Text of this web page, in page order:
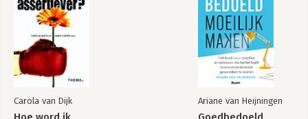
Drive Verkocht!
Carola van Dijk Ariane van Heijningen